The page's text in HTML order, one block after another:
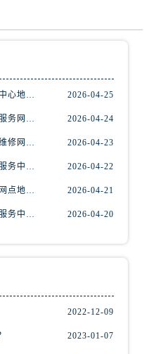
北京市朝阳区建国门外大街甲6号华熙国际中心D座11层1102室浪琴售后服务中心（需提前预约）
北京市东城区东长安街1号王府井东方广场W3座6层602室浪琴售后服务中心（需提前预约）
内蒙古自治区鄂尔多斯市东胜区伊金霍洛街浪琴售后服务中心（需提前预约）
2026最新浪琴名表官方维修服务中心地址考察报告 2026-04-25
2026最新浪琴Longines名表官方服务网点地址调研报告 2026-04-24
2026最新浪琴Longines手表售后维修网点地址考察报告 2026-04-23
2026最新Longines浪琴腕表售后服务中心地址实地探访报告 2026-04-22
2026最新Longines浪琴腕表维修网点地址考察报告 2026-04-21
2026最新Longines浪琴手表官方服务中心地址实地探访报告 2026-04-20
2022-12-09
2023-01-07